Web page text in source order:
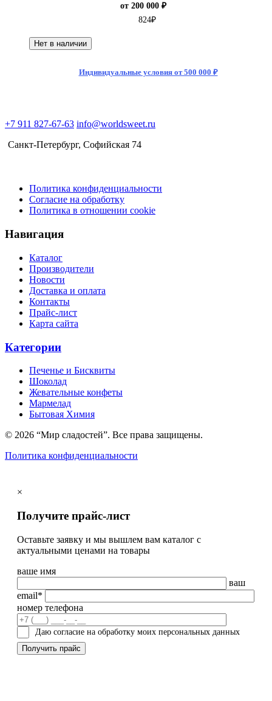
от 200 000 ₽
824₽
Нет в наличии
Индивидуальные условия от 500 000 ₽
+7 911 827-67-63 info@worldsweet.ru
Санкт-Петербург​, Софийская 74
Политика конфиденциальности
Согласие на обработку
Политика в отношении cookie
Навигация
Каталог
Производители
Новости
Доставка и оплата
Контакты
Прайс-лист
Карта сайта
Категории
Печенье и Бисквиты
Шоколад
Жевательные конфеты
Мармелад
Бытовая Химия
© 2026 “Мир сладостей”. Все права защищены.
Политика конфиденциальности
×
Получите прайс-лист
Оставьте заявку и мы вышлем вам каталог с
актуальными ценами на товары
ваше имя
ваш
email*
номер телефона
Даю согласие на обработку моих персональных данных